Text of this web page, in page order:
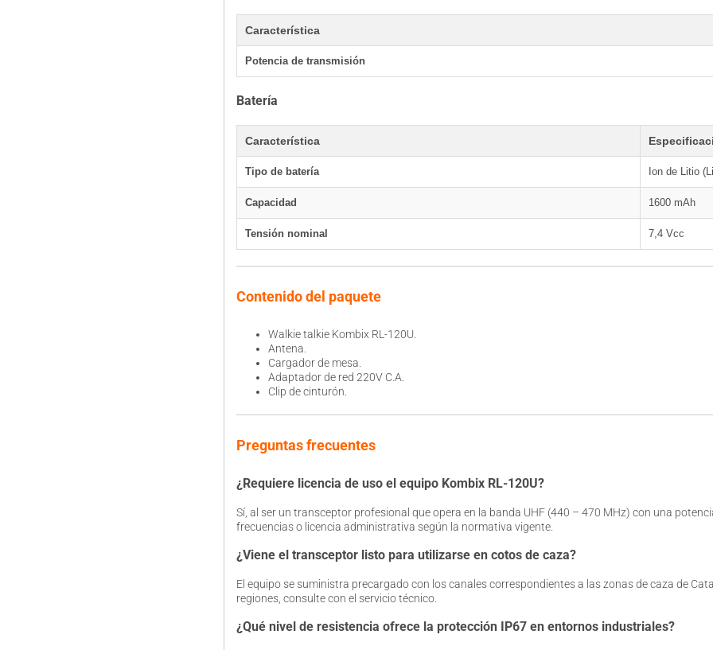
Característica
Potencia de transmisión
Batería
Característica
Tipo de batería Ion de Litio
Capacidad 1600 mAh
Tensión nominal 7,4 Vcc
Contenido del paquete
Walkie talkie Kombix RL-120U.
Antena.
Cargador de mesa.
Adaptador de red 220V C.A.
Clip de cinturón.
Preguntas frecuentes
¿Requiere licencia de uso el equipo Kombix RL-120U?
Sí, al ser un transceptor profesional que opera en la banda UHF (440 – 470 MHz) con una
frecuencias o licencia administrativa según la normativa vigente.
¿Viene el transceptor listo para utilizarse en cotos de caza?
El equipo se suministra precargado con los canales correspondientes a las zonas de caza de
regiones, consulte con el servicio técnico.
¿Qué nivel de resistencia ofrece la protección IP67 en entornos industriales?